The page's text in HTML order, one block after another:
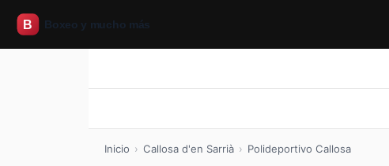
Inicio › Callosa d'en Sarrià › Polideportivo Callosa